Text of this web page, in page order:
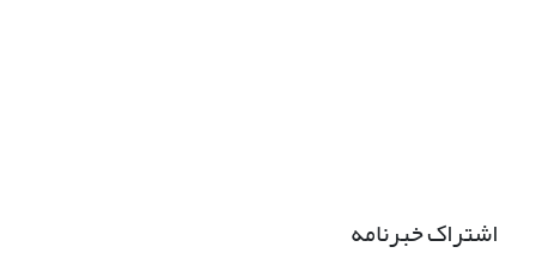
اشتراک خبرنامه